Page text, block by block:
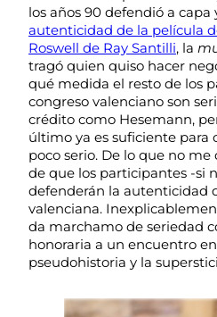
los años 90 defendió a capa
autenticidad de la película
Roswell de Ray Santilli, la
tragó quien quiso hacer
qué medida el resto de los
congreso valenciano son
crédito como Hesemann,
último ya es suficiente para
poco serio. De lo que no
de que los participantes -si
defenderán la autenticidad
valenciana.
da marchamo de seriedad
honoraria a un encuentro
pseudohistoria y la